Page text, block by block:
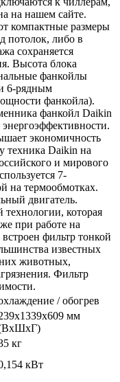
на нашем сайте.
компактные размеры
потолок, либо в
сохраняется
Высота блока
фанкойлы
6-рядным
фанкойла).
фанкойл Daikin
экономичность
техника Daikin на
и мирового
7-
на термообмотках.
двигатель.
которая
при работе на
фильтр тонкой
известных
животных,
Фильтр
/ обогрев
мм
кг
кВт